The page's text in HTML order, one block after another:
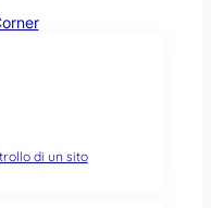
di un sito